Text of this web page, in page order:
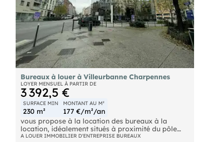
Disponibilité : à compter du 1er septembre 2026.
Provision sur charges récupérables 150 €/mois
- Honoraires 950 € TTC
- État des lieux d’entrée 100 € TTC
- Dépôt de garantie 850 €
-
- Agent commercial
- EI
- RSAC Lyon 820164333
- SAS JCM
- Caisse de garantie QBE
- SIRET GRENOBLE 4 036
- CPI CPI38 29731
-
Bureaux à louer à Villeurbanne Charpennes
LOYER MENSUEL À PARTIR DE
3 392,5 €
SURFACE MIN
230 m²
MONTANT AU M²
177 €/m²/an
vous propose à la location des bureaux à la
location, idéalement situés à proximité du pôle
multimodal de Charpennes et proposant des
A LOUER IMMOBILIER D'ENTREPRISE BUREAUX